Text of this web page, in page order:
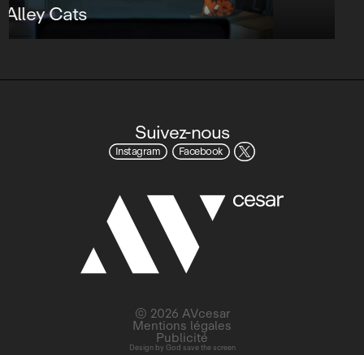
Suivez-nous
Instagram Facebook
Design by God save the screen
© 2026 AVcesar
Mentions légales
Publicité